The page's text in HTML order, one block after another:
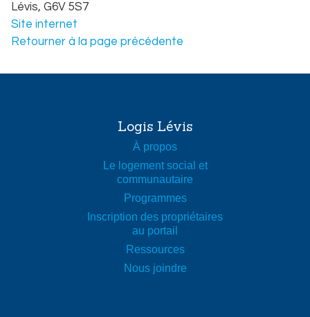
Hébergement moyen terme (moins de 36 mois)
Hébergement court terme (moins de 3 mois)
Lévis, G6V 5S7
Site internet
Retourner à la page précédente
Logis Lévis
À propos
Le logement social et
communautaire
Programmes
Inscription des propriétaires
au portail
Ressources
Nous joindre